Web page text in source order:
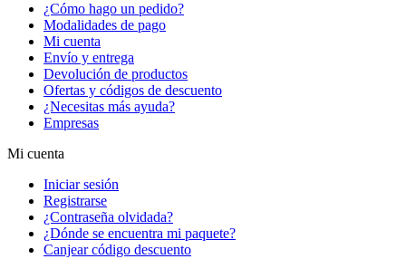
¿Cómo hago un pedido?
Modalidades de pago
Mi cuenta
Envío y entrega
Devolución de productos
Ofertas y códigos de descuento
¿Necesitas más ayuda?
Empresas
Mi cuenta
Iniciar sesión
Registrarse
¿Contraseña olvidada?
¿Dónde se encuentra mi paquete?
Canjear código descuento